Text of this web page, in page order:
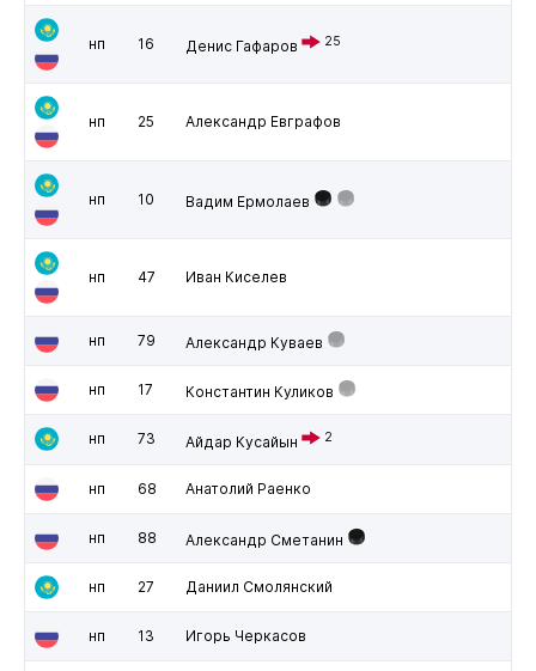
нп 16 Денис Гафаров 25
нп 25 Александр Евграфов
нп 10 Вадим Ермолаев
нп 47 Иван Киселев
нп 79 Александр Куваев
нп 17 Константин Куликов
нп 73 Айдар Кусайын 2
нп 68 Анатолий Раенко
нп 88 Александр Сметанин
нп 27 Даниил Смолянский
нп 13 Игорь Черкасов